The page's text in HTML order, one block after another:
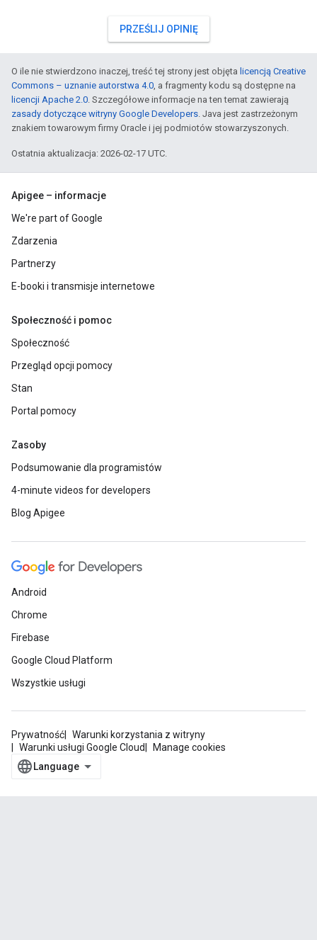
PRZEŚLIJ OPINIĘ
O ile nie stwierdzono inaczej, treść tej strony jest objęta licencją Creative
Commons – uznanie autorstwa 4.0, a fragmenty kodu są dostępne na
licencji Apache 2.0. Szczegółowe informacje na ten temat zawierają
zasady dotyczące witryny Google Developers. Java jest zastrzeżonym
znakiem towarowym firmy Oracle i jej podmiotów stowarzyszonych.
Ostatnia aktualizacja: 2026-02-17 UTC.
Apigee – informacje
We're part of Google
Zdarzenia
Partnerzy
E-booki i transmisje internetowe
Społeczność i pomoc
Społeczność
Przegląd opcji pomocy
Stan
Portal pomocy
Zasoby
Podsumowanie dla programistów
4-minute videos for developers
Blog Apigee
Android
Chrome
Firebase
Google Cloud Platform
Wszystkie usługi
Prywatność
Warunki korzystania z witryny
Warunki usługi Google Cloud
Manage cookies